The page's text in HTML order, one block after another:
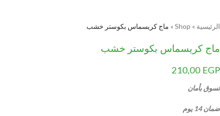
الرئيسية »
Shop
» ماج كريسماس بكوستر خشب
ماج كريسماس بكوستر خشب
210,00 EGP
تسوق بأمان
ضمان 14 يوم